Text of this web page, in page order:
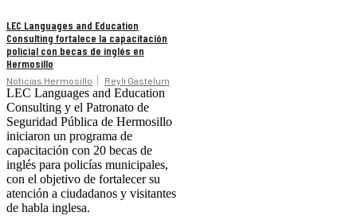
LEC Languages and Education
Consulting fortalece la capacitación
policial con becas de inglés en
Hermosillo
Noticias Hermosillo Reyli Gastelum
LEC Languages and Education
Consulting y el Patronato de
Seguridad Pública de Hermosillo
iniciaron un programa de
capacitación con 20 becas de
inglés para policías municipales,
con el objetivo de fortalecer su
atención a ciudadanos y visitantes
de habla inglesa.